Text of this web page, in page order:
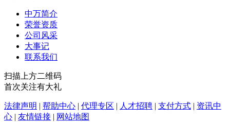
中万简介
荣誉资质
公司风采
大事记
联系我们
扫描上方二维码
首次关注有大礼
法律声明 | 帮助中心 | 代理专区 | 人才招聘 | 支付方式 | 资讯中
心 | 友情链接 | 网站地图